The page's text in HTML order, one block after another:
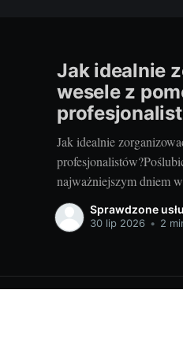
Jak idealnie
wesele z
Jak idealnie
najważniejszym dniem
zanim to nastąpi,
jak zorganizować ten
Przygotowania
Sprawdzone
30 lip 2026 • 2